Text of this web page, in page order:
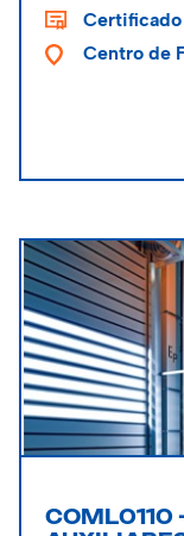
Centro de
COML0110